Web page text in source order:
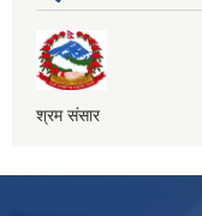
श्रम संसार